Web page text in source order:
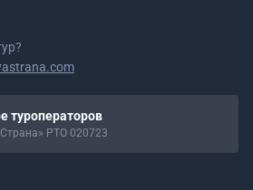
туроператоров
РТО 020723